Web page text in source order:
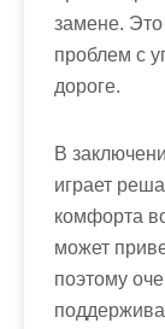
замене.
проблем с
дороге.
В
играет
комфорта
может
поэтому